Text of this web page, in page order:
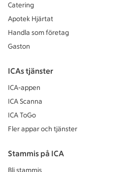
Catering
Apotek Hjärtat
Handla som företag
Gaston
ICAs tjänster
ICA-appen
ICA Scanna
ICA ToGo
Fler appar och tjänster
Stammis på ICA
Bli stammis